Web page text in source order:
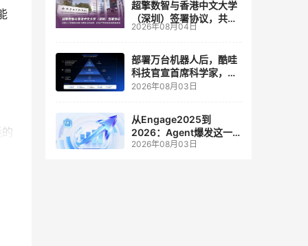
超擎数智与香港中文大学
（深圳）签署协议，共建
人工智能和边缘计算联合
2026年08月04日
部署万台机器人后，酷哇
科技官宣首席科学家，要
让世界模型交付生产力
2026年08月03日
从Engage2025到
2026：Agent爆发这一
年，AI CRM 走到哪了
2026年08月03日